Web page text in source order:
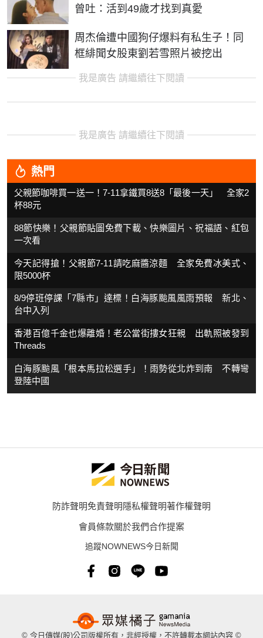
曾吐：活到49歲才找到真愛
周杰倫遭中國狗仔爆料有私生子！同
框緋聞女股東劉若雪照片被挖出
我是廣告 請繼續往下閱讀
我是廣告 請繼續往下閱讀
熱門
父親節咖啡買一送一！7-11拿鐵買8送8「最後一天」 全家2
杯88元
88節快樂！父親節貼圖免費下載、快樂圖片、祝福語、紅包
一次看
今天記得搶！父親節7-11請吃麻醬涼麵 全家免費冰美式、
限5000杯
8/9停班停課「7縣市」達標！白海豚颱風風雨預報 新北、
台中入列
香港百億千金也爆離婚！老公當街摟女狂親 出軌照被發到
Threads
白海豚颱風「根本馬拉松選手」！雨勢從北炸到南 不轉彎
登陸中國
防詐聲明免責聲明隱私權聲明著作權聲明
會員條款關於我們合作提案
追蹤NOWNEWS今日新聞
© 今日傳媒(股)公司版權所有，非經授權，不許轉載本網站內容 ©